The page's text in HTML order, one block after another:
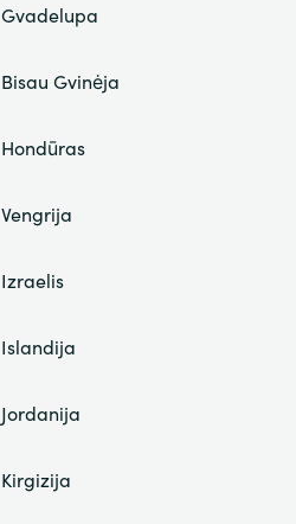
Gvadelupa
Bisau Gvinėja
Hondūras
Vengrija
Izraelis
Islandija
Jordanija
Kirgizija